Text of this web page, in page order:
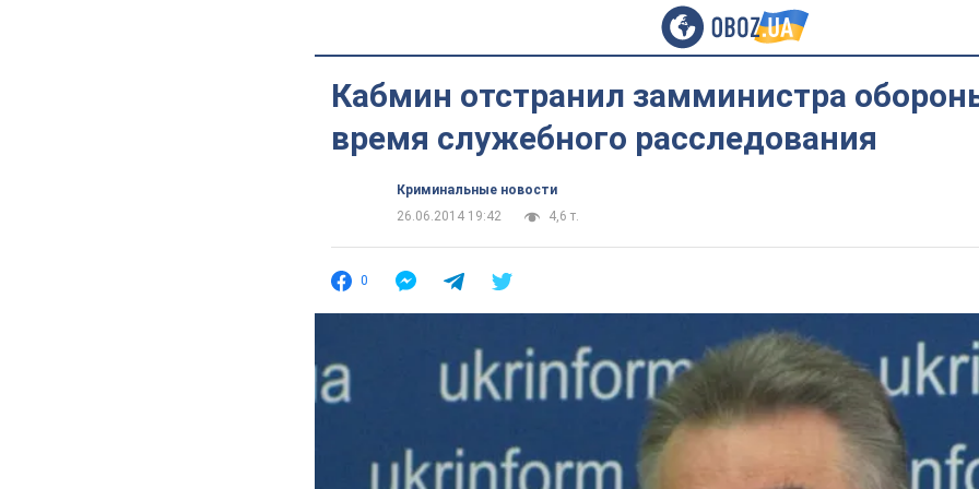
Кабмин отстранил замминистра
время служебного расследования
Криминальные новости
26.06.2014 19:42
4,6 т.
0